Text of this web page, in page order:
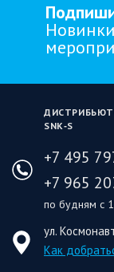
SNK‑S
+7 495
+7 965
по будням с
ул.
Как